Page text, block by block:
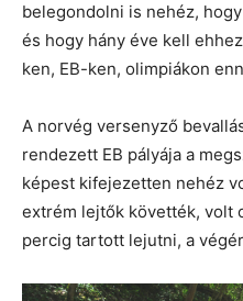
belegondolni is nehéz,
és hogy hány éve kell
ken, EB-ken, olimpiákon
A norvég versenyző
rendezett EB pályája a
képest kifejezetten nehéz
extrém lejtők követték, volt
percig tartott lejutni, a